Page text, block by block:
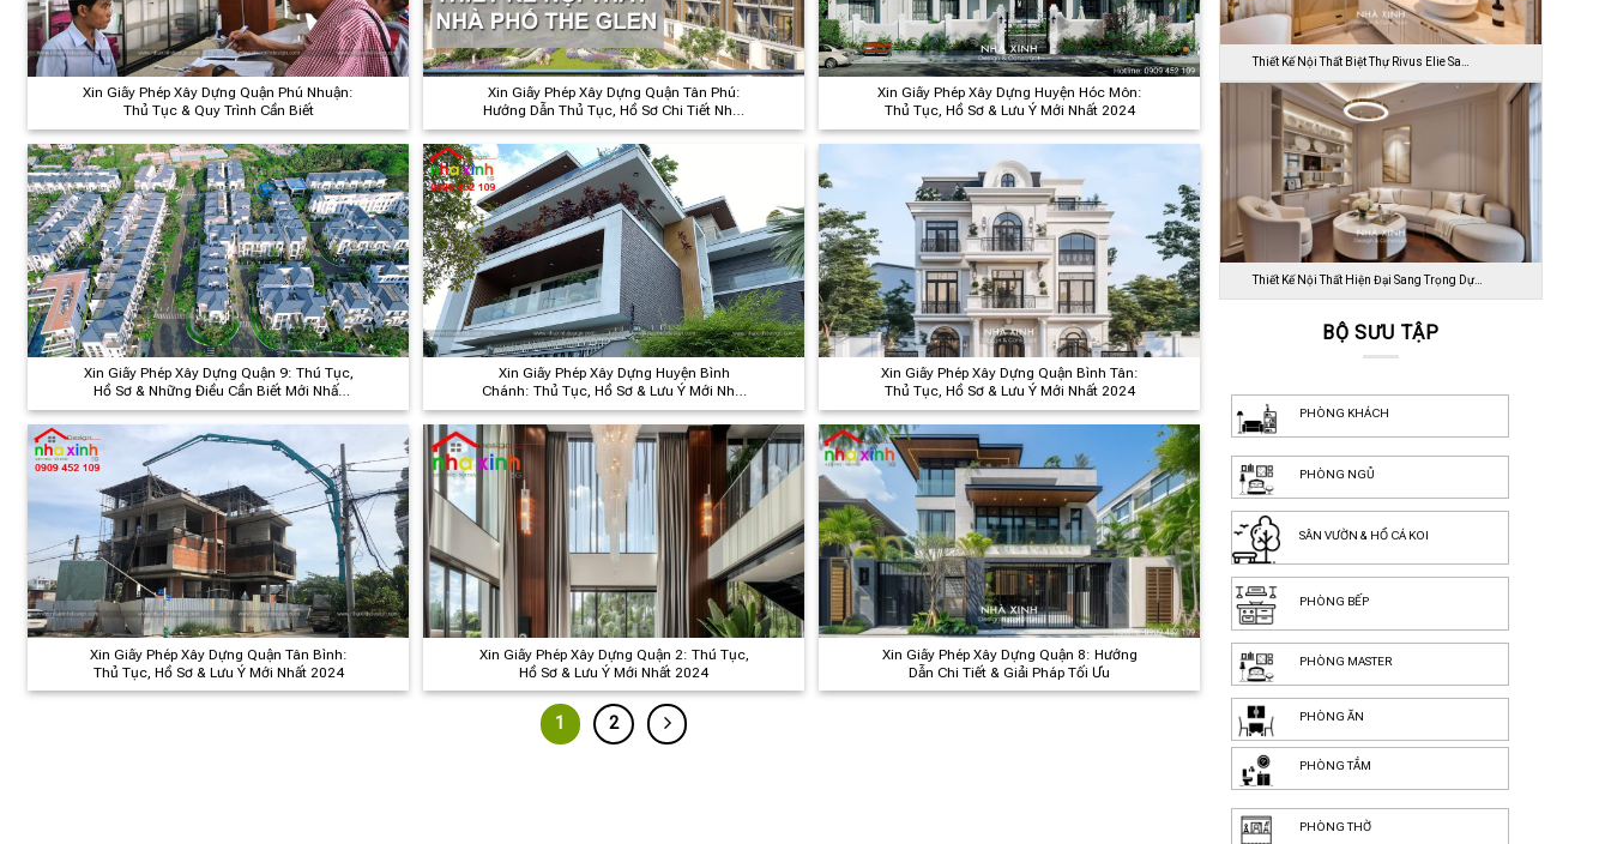
Xin Giấy Phép Xây Dựng Quận Phú Nhuận:
Thủ Tục & Quy Trình Cần Biết
Xin Giấy Phép Xây Dựng Quận Tân Phú:
Hướng Dẫn Thủ Tục, Hồ Sơ Chi Tiết Nhất
2024
Xin Giấy Phép Xây Dựng Huyện Hóc Môn:
Thủ Tục, Hồ Sơ & Lưu Ý Mới Nhất 2024
Xin Giấy Phép Xây Dựng Quận 9: Thủ Tục,
Hồ Sơ & Những Điều Cần Biết Mới Nhất
2024
Xin Giấy Phép Xây Dựng Huyện Bình
Chánh: Thủ Tục, Hồ Sơ & Lưu Ý Mới Nhất
2024
Xin Giấy Phép Xây Dựng Quận Bình Tân:
Thủ Tục, Hồ Sơ & Lưu Ý Mới Nhất 2024
Xin Giấy Phép Xây Dựng Quận Tân Bình:
Thủ Tục, Hồ Sơ & Lưu Ý Mới Nhất 2024
Xin Giấy Phép Xây Dựng Quận 2: Thủ Tục,
Hồ Sơ & Lưu Ý Mới Nhất 2024
Xin Giấy Phép Xây Dựng Quận 8: Hướng
Dẫn Chi Tiết & Giải Pháp Tối Ưu
1 2
Thiết Kế Nội Thất Biệt Thự Rivus Elie Sa…
Thiết Kế Nội Thất Hiện Đại Sang Trọng Dự…
BỘ SƯU TẬP
PHÒNG KHÁCH
PHÒNG NGỦ
SÂN VƯỜN & HỒ CÁ KOI
PHÒNG BẾP
PHÒNG MASTER
PHÒNG ĂN
PHÒNG TẮM
PHÒNG THỜ